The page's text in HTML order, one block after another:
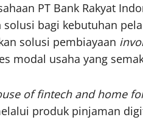
PT Bank Rakyat
bagi kebutuhan
solusi pembiayaan
modal usaha yang
of fintech and home
produk pinjaman